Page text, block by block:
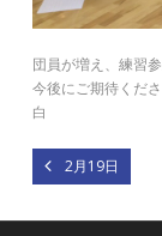
団員が増え、練習
今後にご期待くださ
白
2月19日